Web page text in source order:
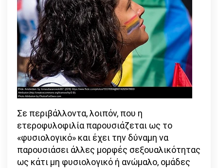
Σε περιβάλλοντα, λοιπόν, που η
ετεροφυλοφιλία παρουσιάζεται ως το
«φυσιολογικό» και έχει την δύναμη να
παρουσιάσει άλλες μορφές σεξουαλικότητας
ως κάτι μη φυσιολογικό ή ανώμαλο, ομάδες